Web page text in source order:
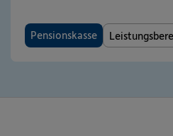
Pensionskasse